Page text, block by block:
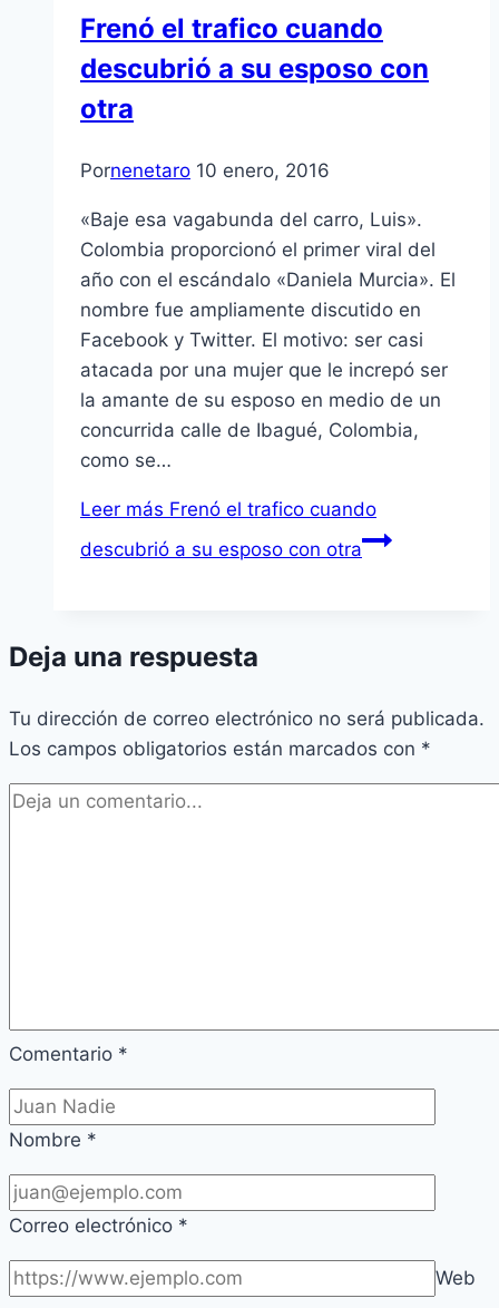
Frenó el trafico cuando
descubrió a su esposo con
otra
Pornenetaro 10 enero, 2016
«Baje esa vagabunda del carro, Luis».
Colombia proporcionó el primer viral del
año con el escándalo «Daniela Murcia». El
nombre fue ampliamente discutido en
Facebook y Twitter. El motivo: ser casi
atacada por una mujer que le increpó ser
la amante de su esposo en medio de un
concurrida calle de Ibagué, Colombia,
como se…
Leer más Frenó el trafico cuando
descubrió a su esposo con otra
Deja una respuesta
Tu dirección de correo electrónico no será publicada.
Los campos obligatorios están marcados con *
Comentario *
Nombre *
Correo electrónico *
Web